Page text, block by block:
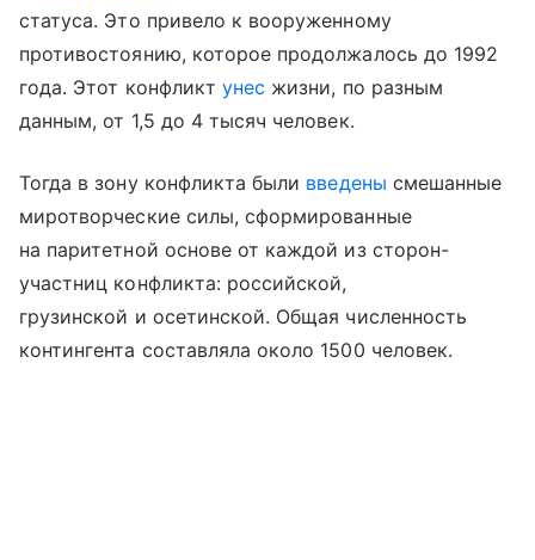
статуса. Это привело к вооруженному
противостоянию, которое продолжалось до 1992
года. Этот конфликт унес жизни, по разным
данным, от 1,5 до 4 тысяч человек.
Тогда в зону конфликта были введены смешанные
миротворческие силы, сформированные
на паритетной основе от каждой из сторон-
участниц конфликта: российской,
грузинской и осетинской. Общая численность
контингента составляла около 1500 человек.